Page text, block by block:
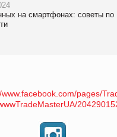
на смартфонах: советы